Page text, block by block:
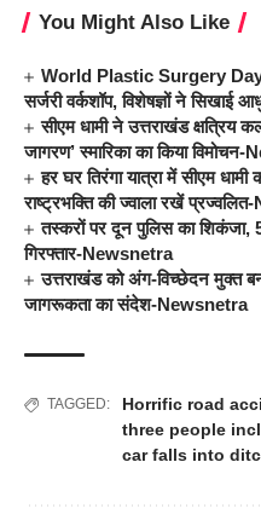
You Might Also Like
World Plastic Surgery Day
सर्जरी वर्कशॉप, विशेषज्ञों ने
सीएम धामी ने उत्तराखंड क्षत्रिय
जागरण’ स्मारिका का किया
हर घर तिरंगा यात्रा में सीएम
राष्ट्रभक्ति की ज्वाला रखें
तस्करों पर दून पुलिस का शिकंजा,
गिरफ्तार-Newsnetra
उत्तराखंड को अंग-विच्छेदन मुक्त
जागरूकता का संदेश-Newsnetra
TAGGED: Horrific road
three people
car falls into